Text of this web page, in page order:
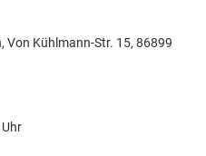
Kühlmann-Str. 15, 86899